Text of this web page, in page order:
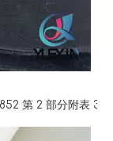
第 2 部分附表 3